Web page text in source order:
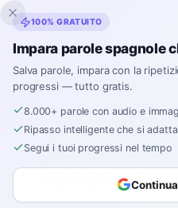
Inklingo
Home› Spagnolo›Italian
Come si
post-
spagnolo
100% GRATUITO
Impara parole spagnole
Salva parole, impara con la
progressi — tutto gratis.
8.000+ parole con audio e
Ripasso intelligente che si
Segui i tuoi progressi nel tempo